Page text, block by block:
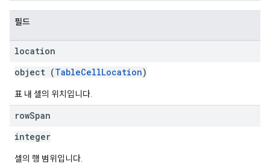
필드
location
object (TableCellLocation)
표 내 셀의 위치입니다.
rowSpan
integer
셀의 행 범위입니다.